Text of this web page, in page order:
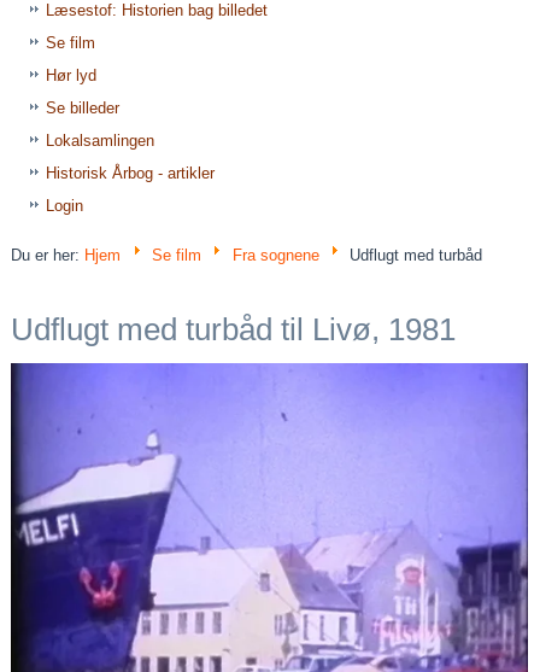
Læsestof: Historien bag billedet
Se film
Hør lyd
Se billeder
Lokalsamlingen
Historisk Årbog - artikler
Login
Du er her: Hjem Se film Fra sognene Udflugt med turbåd
Udflugt med turbåd til Livø, 1981